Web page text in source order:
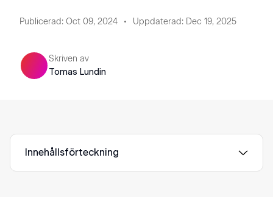
Publicerad: Oct 09, 2024 Uppdaterad: Dec 19, 2025
Skriven av
Tomas Lundin
Innehållsförteckning